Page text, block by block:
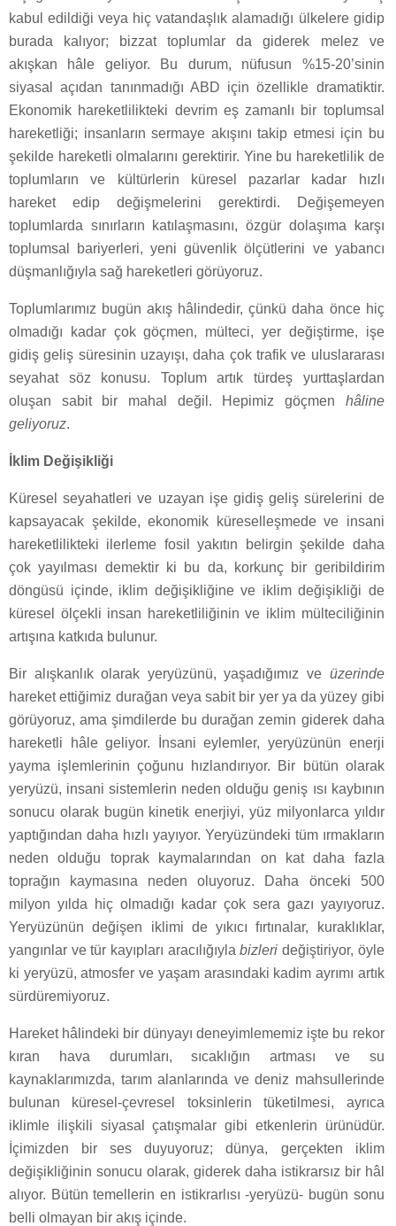
kabul edildiği veya hiç vatandaşlık alamadığı ülkelere gidip
burada kalıyor; bizzat toplumlar da giderek melez ve
akışkan hâle geliyor. Bu durum, nüfusun %15-20’sinin
siyasal açıdan tanınmadığı ABD için özellikle dramatiktir.
Ekonomik hareketlilikteki devrim eş zamanlı bir toplumsal
hareketliği; insanların sermaye akışını takip etmesi için bu
şekilde hareketli olmalarını gerektirir. Yine bu hareketlilik de
toplumların ve kültürlerin küresel pazarlar kadar hızlı
hareket edip değişmelerini gerektirdi. Değişemeyen
toplumlarda sınırların katılaşmasını, özgür dolaşıma karşı
toplumsal bariyerleri, yeni güvenlik ölçütlerini ve yabancı
düşmanlığıyla sağ hareketleri görüyoruz.
Toplumlarımız bugün akış hâlindedir, çünkü daha önce hiç
olmadığı kadar çok göçmen, mülteci, yer değiştirme, işe
gidiş geliş süresinin uzayışı, daha çok trafik ve uluslararası
seyahat söz konusu. Toplum artık türdeş yurttaşlardan
oluşan sabit bir mahal değil. Hepimiz göçmen hâline
geliyoruz.
İklim Değişikliği
Küresel seyahatleri ve uzayan işe gidiş geliş sürelerini de
kapsayacak şekilde, ekonomik küreselleşmede ve insani
hareketlilikteki ilerleme fosil yakıtın belirgin şekilde daha
çok yayılması demektir ki bu da, korkunç bir geribildirim
döngüsü içinde, iklim değişikliğine ve iklim değişikliği de
küresel ölçekli insan hareketliliğinin ve iklim mülteciliğinin
artışına katkıda bulunur.
Bir alışkanlık olarak yeryüzünü, yaşadığımız ve üzerinde
hareket ettiğimiz durağan veya sabit bir yer ya da yüzey gibi
görüyoruz, ama şimdilerde bu durağan zemin giderek daha
hareketli hâle geliyor. İnsani eylemler, yeryüzünün enerji
yayma işlemlerinin çoğunu hızlandırıyor. Bir bütün olarak
yeryüzü, insani sistemlerin neden olduğu geniş ısı kaybının
sonucu olarak bugün kinetik enerjiyi, yüz milyonlarca yıldır
yaptığından daha hızlı yayıyor. Yeryüzündeki tüm ırmakların
neden olduğu toprak kaymalarından on kat daha fazla
toprağın kaymasına neden oluyoruz. Daha önceki 500
milyon yılda hiç olmadığı kadar çok sera gazı yayıyoruz.
Yeryüzünün değişen iklimi de yıkıcı fırtınalar, kuraklıklar,
yangınlar ve tür kayıpları aracılığıylabizleri değiştiriyor, öyle
ki yeryüzü, atmosfer ve yaşam arasındaki kadim ayrımı artık
sürdüremiyoruz.
Hareket hâlindeki bir dünyayı deneyimlememiz işte bu rekor
kıran hava durumları, sıcaklığın artması ve su
kaynaklarımızda, tarım alanlarında ve deniz mahsullerinde
bulunan küresel-çevresel toksinlerin tüketilmesi, ayrıca
iklimle ilişkili siyasal çatışmalar gibi etkenlerin ürünüdür.
İçimizden bir ses duyuyoruz; dünya, gerçekten iklim
değişikliğinin sonucu olarak, giderek daha istikrarsız bir hâl
alıyor. Bütün temellerin en istikrarlısı -yeryüzü- bugün sonu
belli olmayan bir akış içinde.